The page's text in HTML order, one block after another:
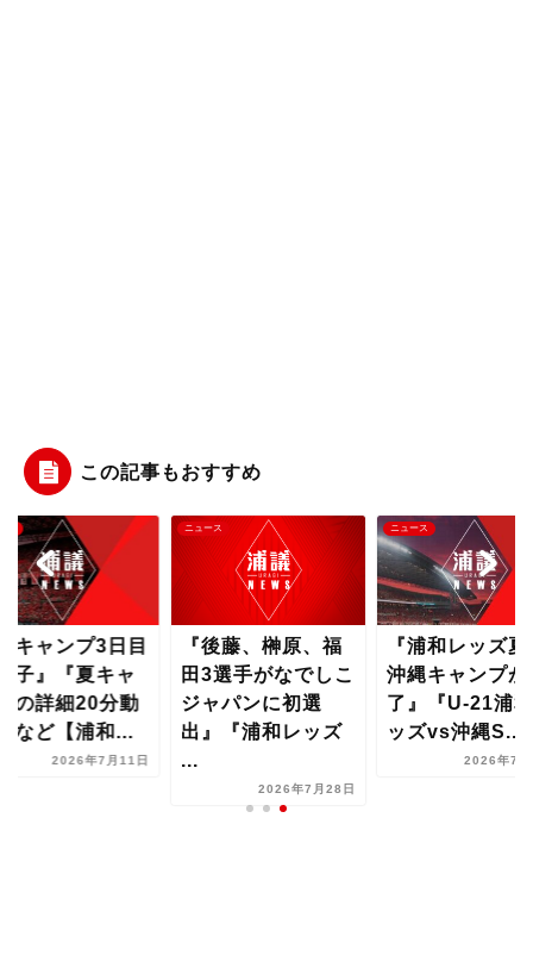
この記事もおすすめ
キャンプ3日目
子』『夏キャ
の詳細20分動
など【浦和...
2026年7月11日
ニュース
『後藤、榊原、福
田3選手がなでしこ
ジャパンに初選
出』『浦和レッズ
...
2026年7月28日
ニュース
『浦和レッズ夏
沖縄キャンプが
了』『U-21浦
ッズvs沖縄S...
2026年7